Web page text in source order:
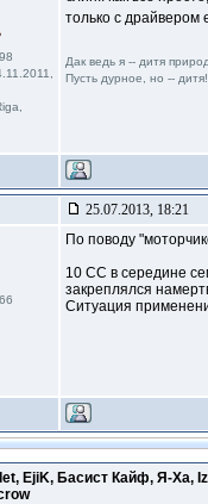
только с драйвером
Дак ведь я -- дитя
Пусть дурное, но -- дитя!
25.07.2013, 18:21
По поводу
10 CC в середине
закреплялся
Ситуация
EjiK, Басист Кайф, Я-Ха,